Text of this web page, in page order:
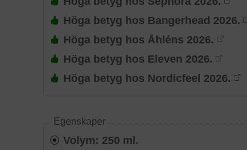
Höga betyg hos Bangerhead 2026.
Höga betyg hos Åhléns 2026.
Höga betyg hos Eleven 2026.
Höga betyg hos Nordicfeel 2026.
Egenskaper
Volym: 250 ml.